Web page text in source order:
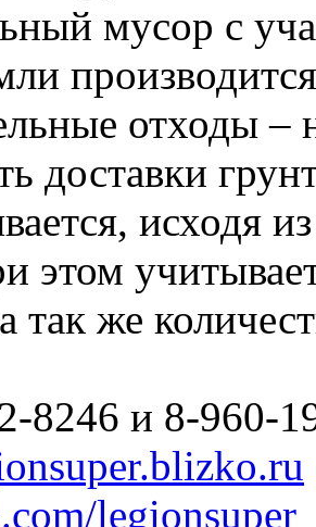
мусор с
отходы –
доставки
исходя
этом
так же
8246 и 8-960-
legionsuper